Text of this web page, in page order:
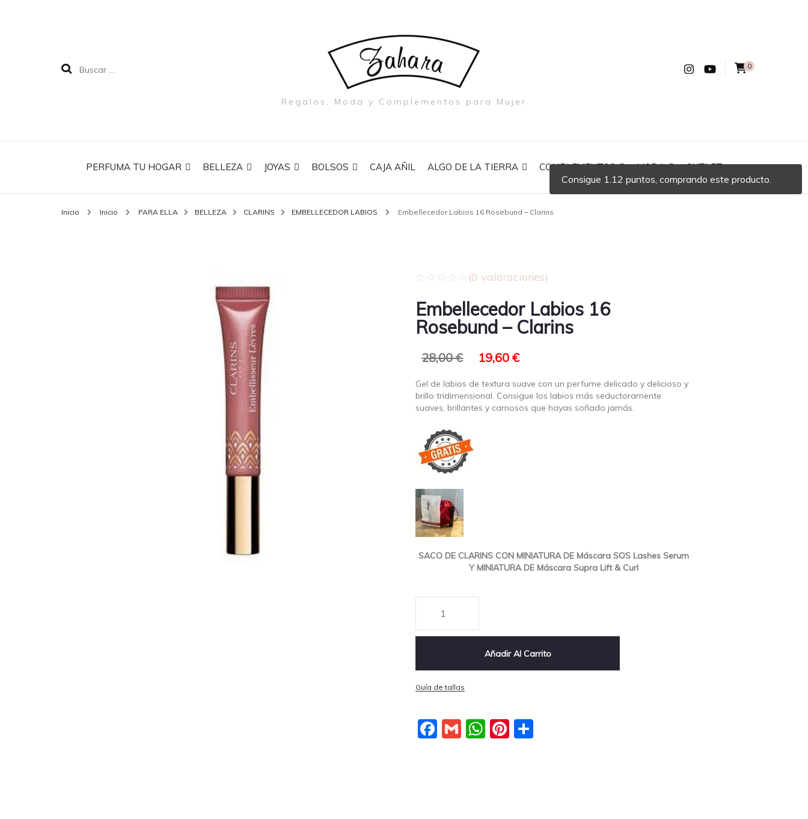
Regalos, Moda y Complementos para Mujer
0
PERFUMA TU HOGAR BELLEZA JOYAS BOLSOS CAJA AÑIL ALGO DE LA TIERRA COMPLEMENTOS MODA OUTLET
Inicio Inicio PARA ELLA BELLEZA CLARINS EMBELLECEDOR LABIOS Embellecedor Labios 16 Rosebund – Clarins
(0 valoraciones)
Embellecedor Labios 16
Rosebund – Clarins
28,00€ 19,60€
Gel de labios de textura suave con un perfume delicado y delicioso y
brillo tridimensional. Consigue los labios más seductoramente
suaves, brillantes y carnosos que hayas soñado jamás.
SACO DE CLARINS CON MINIATURA DE Máscara SOS Lashes Serum
Y MINIATURA DE Máscara Supra Lift & Curl
Consigue 1.12 puntos, comprando este producto.
Añadir Al Carrito
Guía de tallas
Facebook
GmailWhatsApp
Pinterest